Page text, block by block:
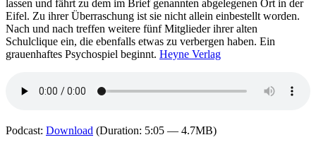
Tod
lassen und fährt zu dem im Brief genannten abgelegenen Ort in der
Eifel. Zu ihrer Überraschung ist sie nicht allein einbestellt worden.
Nach und nach treffen weitere fünf Mitglieder ihrer alten
Schulclique ein, die ebenfalls etwas zu verbergen haben. Ein
grauenhaftes Psychospiel beginnt. Heyne Verlag
Podcast: Download (Duration: 5:05 — 4.7MB)